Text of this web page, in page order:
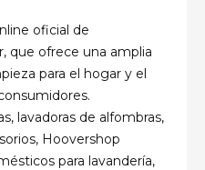
oficial de
que ofrece una amplia
para el hogar y el
lavadoras de alfombras,
Hoovershop
para lavandería,